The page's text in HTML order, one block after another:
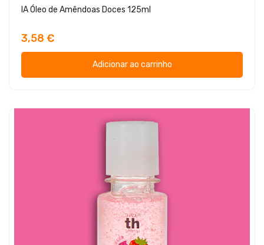
IA Óleo de Amêndoas Doces 125ml
3,58 €
Adicionar ao carrinho